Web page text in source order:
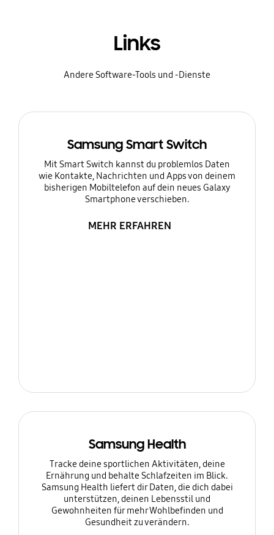
Links
Andere Software-Tools und -Dienste
Samsung Smart Switch
Mit Smart Switch kannst du problemlos Daten
wie Kontakte, Nachrichten und Apps von deinem
bisherigen Mobiltelefon auf dein neues Galaxy
Smartphone verschieben.
MEHR ERFAHREN
Samsung Health
Tracke deine sportlichen Aktivitäten, deine
Ernährung und behalte Schlafzeiten im Blick.
Samsung Health liefert dir Daten, die dich dabei
unterstützen, deinen Lebensstil und
Gewohnheiten für mehr Wohlbefinden und
Gesundheit zu verändern.